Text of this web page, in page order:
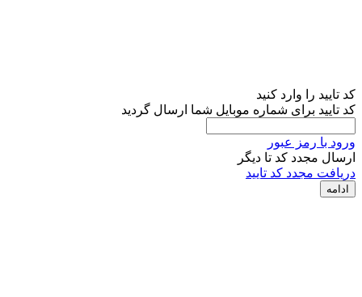
کد تایید را وارد کنید
کد تایید برای شماره موبایل شما ارسال گردید
ورود با رمز عبور
ارسال مجدد کد تا دیگر
دریافت مجدد کد تایید
ادامه